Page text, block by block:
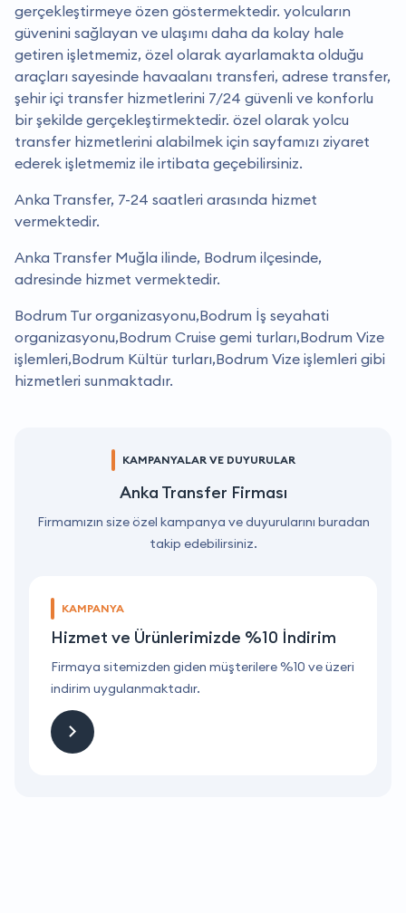
gerçekleştirmeye özen göstermektedir. yolcuların
güvenini sağlayan ve ulaşımı daha da kolay hale
getiren işletmemiz, özel olarak ayarlamakta olduğu
araçları sayesinde havaalanı transferi, adrese transfer,
şehir içi transfer hizmetlerini 7/24 güvenli ve konforlu
bir şekilde gerçekleştirmektedir. özel olarak yolcu
transfer hizmetlerini alabilmek için sayfamızı ziyaret
ederek işletmemiz ile irtibata geçebilirsiniz.
Anka Transfer, 7-24 saatleri arasında hizmet
vermektedir.
Anka Transfer Muğla ilinde, Bodrum ilçesinde,
adresinde hizmet vermektedir.
Bodrum Tur organizasyonu,Bodrum İş seyahati
organizasyonu,Bodrum Cruise gemi turları,Bodrum Vize
işlemleri,Bodrum Kültür turları,Bodrum Vize işlemleri gibi
hizmetleri sunmaktadır.
KAMPANYALAR VE DUYURULAR
Anka Transfer Firması
Firmamızın size özel kampanya ve duyurularını buradan
takip edebilirsiniz.
KAMPANYA
Hizmet ve Ürünlerimizde %10 İndirim
Firmaya sitemizden giden müşterilere %10 ve üzeri
indirim uygulanmaktadır.